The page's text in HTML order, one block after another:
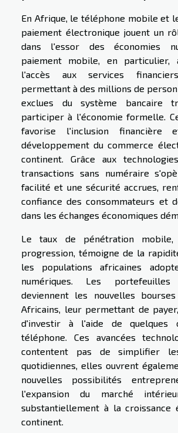
En Afrique, le téléphone mobile et
paiement électronique jouent un
dans l'essor des économies
paiement mobile, en particulier,
l'accès aux services financiers
permettant à des millions de
exclues du système bancaire
participer à l'économie formelle.
favorise l'inclusion financière
développement du commerce
continent. Grâce aux
transactions sans numéraire
facilité et une sécurité accrues,
confiance des consommateurs et
dans les échanges économiques
Le taux de pénétration mobile,
progression, témoigne de la
les populations africaines
numériques. Les portefeuilles
deviennent les nouvelles
Africains, leur permettant de
d'investir à l'aide de quelques
téléphone. Ces avancées
contentent pas de simplifier
quotidiennes, elles ouvrent
nouvelles possibilités
l'expansion du marché
substantiellement à la croissance
continent.